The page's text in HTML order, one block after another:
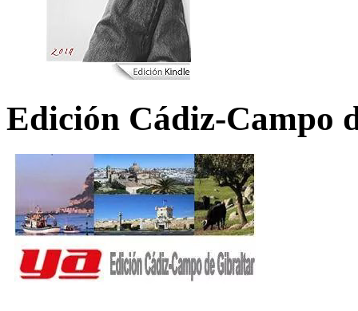
Edición Cádiz-Campo